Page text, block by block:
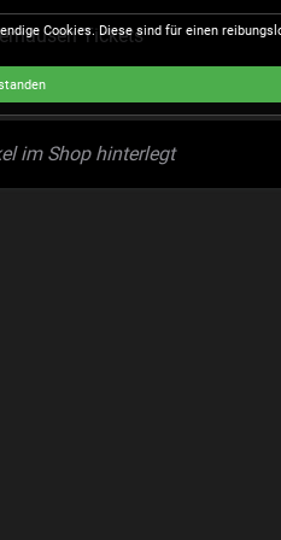
Tickets
im Shop hinterlegt
Cookies. Diese sind für einen